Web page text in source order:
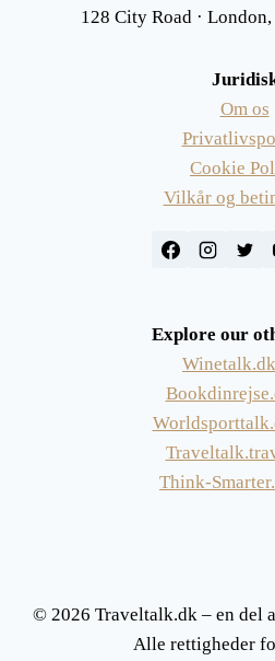
128 City Road ·
Om os
Cookie
Vilkår og
Explore our
Think-
© 2026 Traveltalk.dk – en del
Alle rettigheder